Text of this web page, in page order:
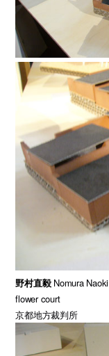
野村直毅Nomura Naoki
flower court
京都地方裁判所